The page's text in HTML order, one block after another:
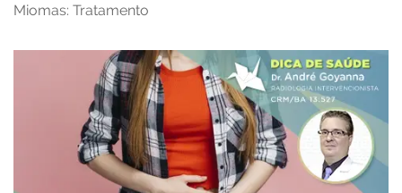
Miomas: Tratamento